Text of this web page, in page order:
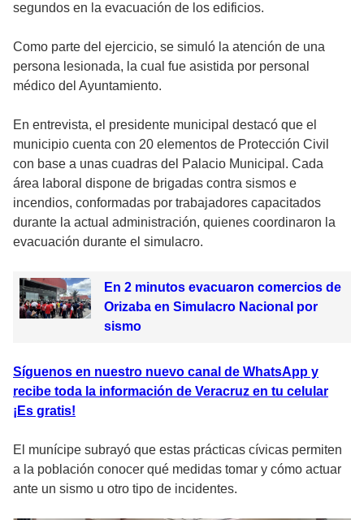
segundos en la evacuación de los edificios.
Como parte del ejercicio, se simuló la atención de una
persona lesionada, la cual fue asistida por personal
médico del Ayuntamiento.
En entrevista, el presidente municipal destacó que el
municipio cuenta con 20 elementos de Protección Civil
con base a unas cuadras del Palacio Municipal. Cada
área laboral dispone de brigadas contra sismos e
incendios, conformadas por trabajadores capacitados
durante la actual administración, quienes coordinaron la
evacuación durante el simulacro.
En 2 minutos evacuaron comercios de
Orizaba en Simulacro Nacional por
sismo
Síguenos en nuestro nuevo canal de WhatsApp y
recibe toda la información de Veracruz en tu celular
¡Es gratis!
El munícipe subrayó que estas prácticas cívicas permiten
a la población conocer qué medidas tomar y cómo actuar
ante un sismo u otro tipo de incidentes.